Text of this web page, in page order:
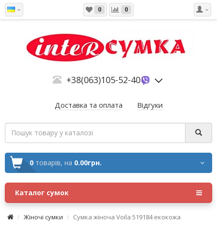
0 0
+38(063)105-52-40
Доставка та оплата Відгуки
0 товарів, на 0.00грн.
Каталог сумок
Жіночі сумки Сумка жіноча Voila 519184 екокожа